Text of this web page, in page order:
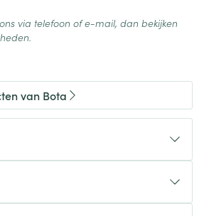
via telefoon of e-mail, dan bekijken
van Bota